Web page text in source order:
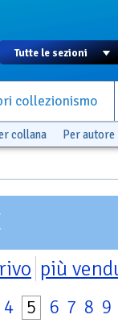
collezionismo
collana Per autore
più
4 5 6 7 8 9